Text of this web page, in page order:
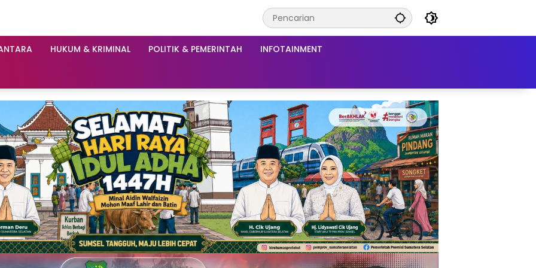
HUKUM & KRIMINAL POLITIK & PEMERINTAH INFOTAINMENT